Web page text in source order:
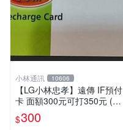
小林通訊 10606
【LG小林忠孝】遠傳 IF預付
卡 面額300元可打350元 (儲
值卡/補充卡)
$300